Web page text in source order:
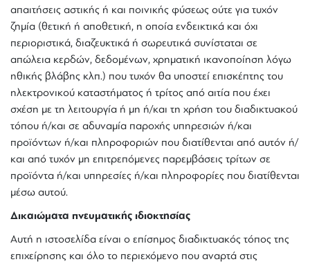
απαιτήσεις αστικής ή και ποινικής φύσεως ούτε για τυχόν
ζημία (θετική ή αποθετική, η οποία ενδεικτικά και όχι
περιοριστικά, διαζευκτικά ή σωρευτικά συνίσταται σε
απώλεια κερδών, δεδομένων, χρηματική ικανοποίηση λόγω
ηθικής βλάβης κλπ.) που τυχόν θα υποστεί επισκέπτης του
ηλεκτρονικού καταστήματος ή τρίτος από αιτία που έχει
σχέση με τη λειτουργία ή μη ή/και τη χρήση του διαδικτυακού
τόπου ή/και σε αδυναμία παροχής υπηρεσιών ή/και
προϊόντων ή/και πληροφοριών που διατίθενται από αυτόν ή/
και από τυχόν μη επιτρεπόμενες παρεμβάσεις τρίτων σε
προϊόντα ή/και υπηρεσίες ή/και πληροφορίες που διατίθενται
μέσω αυτού.
Δικαιώματα πνευματικής ιδιοκτησίας
Αυτή η ιστοσελίδα είναι ο επίσημος διαδικτυακός τόπος της
επιχείρησης και όλο το περιεχόμενο που αναρτά στις